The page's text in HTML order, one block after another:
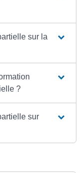
sur la
?
sur